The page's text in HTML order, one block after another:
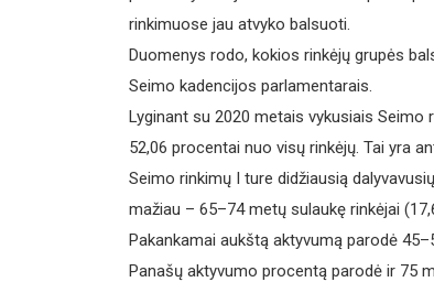
rinkimuose jau atvyko balsuoti.
Duomenys rodo, kokios rinkėjų grupės
Seimo kadencijos parlamentarais.
Lyginant su 2020 metais vykusiais
52,06 procentai nuo visų rinkėjų. Tai yra
Seimo rinkimų I ture didžiausią
mažiau – 65–74 metų sulaukę rinkėjai
Pakankamai aukštą aktyvumą parodė
Panašų aktyvumo procentą parodė ir 75